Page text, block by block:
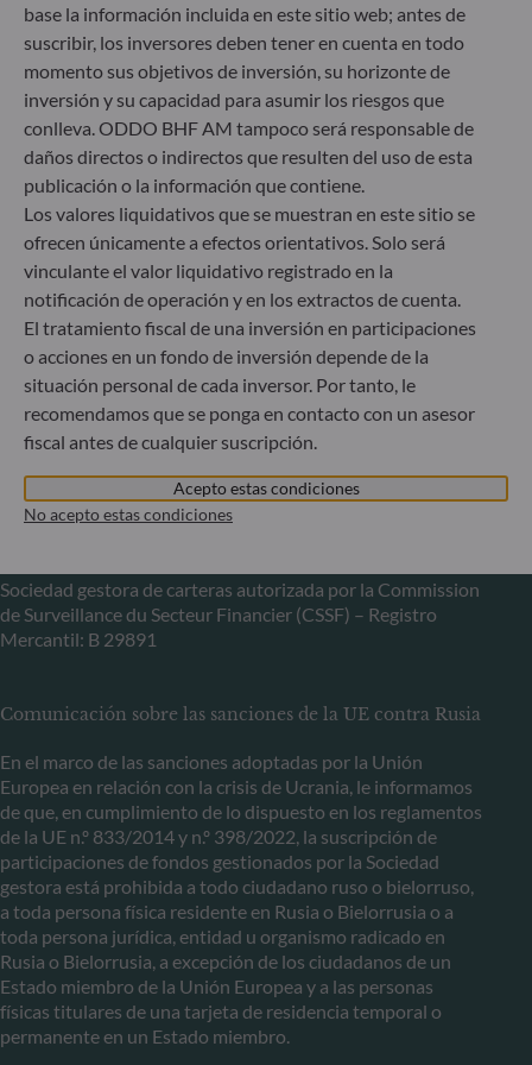
Herzogstraße 15
40217 Düsseldorf
Alemania
+49 (0) 211 239 24 01
60329 Frankfurt am Main
Alemania
Sociedad Gestora de Carteras autorizada por la
Bundesanstalt für Finanzdienstleistungsaufsicht (“BaFin”)
Registro Comercial: HRB 11971 juzgado de primera
instancia de Düsseldorf
ODDO BHF Asset Management LUX
6, rue Gabriel Lippmann
L-5365 Munsbach
Luxemburgo
Sociedad gestora de carteras autorizada por la Commission
de Surveillance du Secteur Financier (CSSF) – Registro
Mercantil: B 29891
Comunicación sobre las sanciones de la UE contra Rusia
En el marco de las sanciones adoptadas por la Unión
Europea en relación con la crisis de Ucrania, le informamos
de que, en cumplimiento de lo dispuesto en los reglamentos
de la UE n.º 833/2014 y n.º 398/2022, la suscripción de
participaciones de fondos gestionados por la Sociedad
gestora está prohibida a todo ciudadano ruso o bielorruso,
a toda persona física residente en Rusia o Bielorrusia o a
toda persona jurídica, entidad u organismo radicado en
Rusia o Bielorrusia, a excepción de los ciudadanos de un
Estado miembro de la Unión Europea y a las personas
físicas titulares de una tarjeta de residencia temporal o
permanente en un Estado miembro.
base la información incluida en este sitio web; antes de
suscribir, los inversores deben tener en cuenta en todo
momento sus objetivos de inversión, su horizonte de
inversión y su capacidad para asumir los riesgos que
conlleva. ODDO BHF AM tampoco será responsable de
daños directos o indirectos que resulten del uso de esta
publicación o la información que contiene.
Los valores liquidativos que se muestran en este sitio se
ofrecen únicamente a efectos orientativos. Solo será
vinculante el valor liquidativo registrado en la
notificación de operación y en los extractos de cuenta.
El tratamiento fiscal de una inversión en participaciones
o acciones en un fondo de inversión depende de la
situación personal de cada inversor. Por tanto, le
recomendamos que se ponga en contacto con un asesor
fiscal antes de cualquier suscripción.
Acepto estas condiciones
No acepto estas condiciones